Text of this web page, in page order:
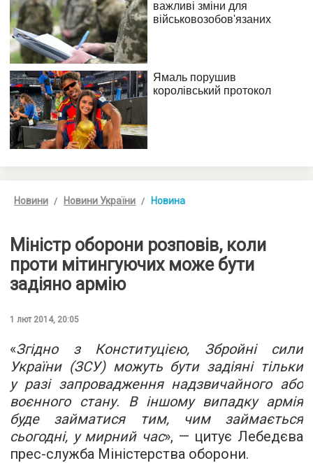
Новини Новини України Новина
Міністр оборони розповів, коли
проти мітингуючих може бути
задіяно армію
1 лют 2014, 20:05
«Згідно з Конституцією, Збройні сили
України (ЗСУ) можуть бути задіяні тільки
у разі запровадження надзвичайного або
воєнного стану. В іншому випадку армія
буде займатися тим, чим займається
сьогодні, у мирний час», — цитує Лебедєва
прес-служба Міністерства оборони.